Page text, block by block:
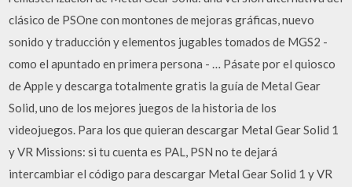
clásico de PSOne con montones de mejoras gráficas, nuevo
sonido y traducción y elementos jugables tomados de MGS2 -
como el apuntado en primera persona - … Pásate por el quiosco
de Apple y descarga totalmente gratis la guía de Metal Gear
Solid, uno de los mejores juegos de la historia de los
videojuegos. Para los que quieran descargar Metal Gear Solid 1
y VR Missions: si tu cuenta es PAL, PSN no te dejará
intercambiar el código para descargar Metal Gear Solid 1 y VR